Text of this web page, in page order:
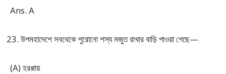
Ans. A
উপমহাদেশে সবথেকে পুরোনো শস্য মজুত রাখার বাড়ি পাওয়া গেছে—
(A) হরপ্পায়